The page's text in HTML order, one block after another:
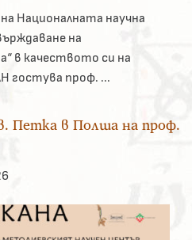
Националната научна
на
в качеството си на
гостува проф. ...
Петка в Полша на проф.